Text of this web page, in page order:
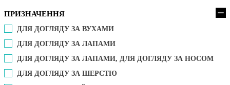
ПРИЗНАЧЕННЯ
ДЛЯ ДОГЛЯДУ ЗА ВУХАМИ
ДЛЯ ДОГЛЯДУ ЗА ЛАПАМИ
ДЛЯ ДОГЛЯДУ ЗА ЛАПАМИ, ДЛЯ ДОГЛЯДУ ЗА НОСОМ
ДЛЯ ДОГЛЯДУ ЗА ШЕРСТЮ